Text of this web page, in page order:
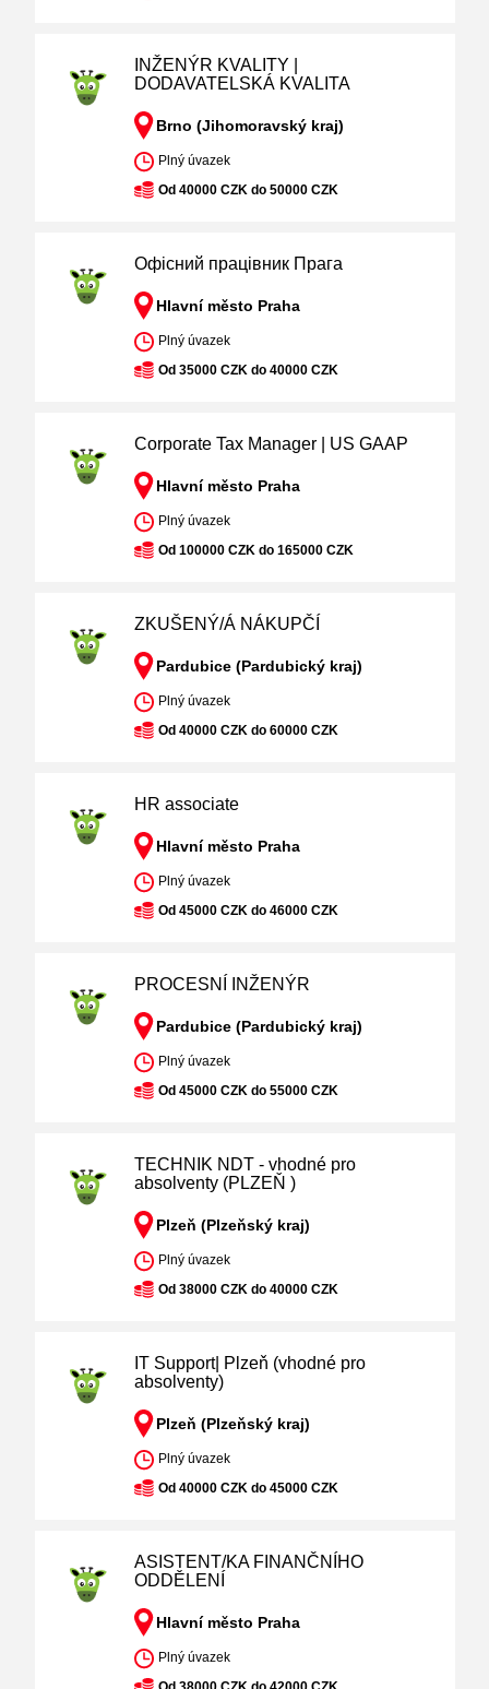
INŽENÝR KVALITY |
DODAVATELSKÁ KVALITA
Brno (Jihomoravský kraj)
Plný úvazek
Od 40000 CZK do 50000 CZK
Офісний працівник Прага
Hlavní město Praha
Plný úvazek
Od 35000 CZK do 40000 CZK
Corporate Tax Manager | US GAAP
Hlavní město Praha
Plný úvazek
Od 100000 CZK do 165000 CZK
ZKUŠENÝ/Á NÁKUPČÍ
Pardubice (Pardubický kraj)
Plný úvazek
Od 40000 CZK do 60000 CZK
HR associate
Hlavní město Praha
Plný úvazek
Od 45000 CZK do 46000 CZK
PROCESNÍ INŽENÝR
Pardubice (Pardubický kraj)
Plný úvazek
Od 45000 CZK do 55000 CZK
TECHNIK NDT - vhodné pro
absolventy (PLZEŇ )
Plzeň (Plzeňský kraj)
Plný úvazek
Od 38000 CZK do 40000 CZK
IT Support| Plzeň (vhodné pro
absolventy)
Plzeň (Plzeňský kraj)
Plný úvazek
Od 40000 CZK do 45000 CZK
ASISTENT/KA FINANČNÍHO
ODDĚLENÍ
Hlavní město Praha
Plný úvazek